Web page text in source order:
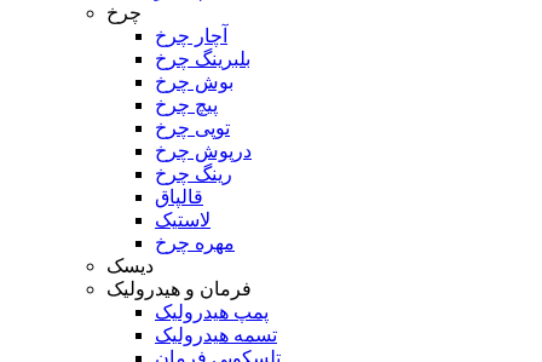
چرخ
آچار چرخ
بلبرینگ چرخ
بوش چرخ
پیچ چرخ
توپی چرخ
درپوش چرخ
رینگ چرخ
قالپاق
لاستیک
مهره چرخ
دیسک
فرمان و هیدرولیک
پمپ هیدرولیک
تسمه هیدرولیک
تلسکوپی فرمان